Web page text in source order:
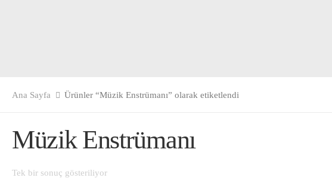
Ana Sayfa Ürünler “Müzik Enstrümanı” olarak etiketlendi
Müzik Enstrümanı
Tek bir sonuç gösteriliyor